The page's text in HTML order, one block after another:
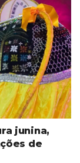
junina,
de